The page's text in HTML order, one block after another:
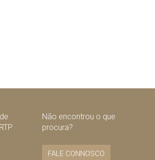
Não encontrou o que
procura?
FALE CONNOSCO